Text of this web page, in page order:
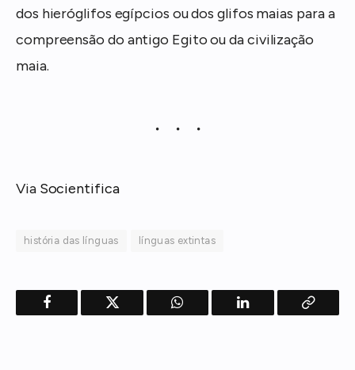
dos hieróglifos egípcios ou dos glifos maias para a
compreensão do antigo Egito ou da civilização
maia.
Via Socientifica
história das línguas línguas extintas
Facebook Twitter WhatsApp LinkedIn
Copy